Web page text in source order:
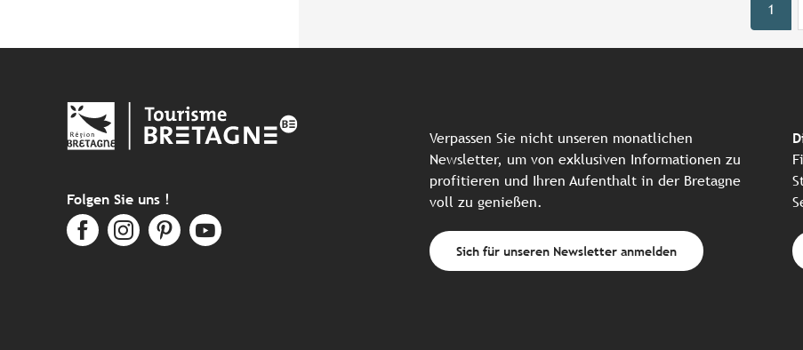
1
Folgen Sie uns !
Verpassen Sie nicht unseren monatlichen
Newsletter, um von exklusiven Informationen zu
profitieren und Ihren Aufenthalt in der Bretagne
voll zu genießen.
Sich für unseren Newsletter anmelden